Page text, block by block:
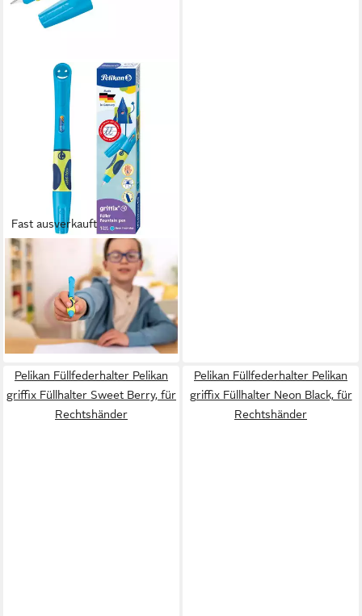
Fast ausverkauft
PELIKAN
Füllfederhalter Pelikan griffix
Füllhalter Neon Fresh Blue,
für Linkshänder
ab 18,71 €
lieferbar in 3 Wochen
Pelikan Füllfederhalter Pelikan
griffix Füllhalter Sweet Berry, für
Rechtshänder
Pelikan Füllfederhalter Pelikan
griffix Füllhalter Neon Black, für
Rechtshänder